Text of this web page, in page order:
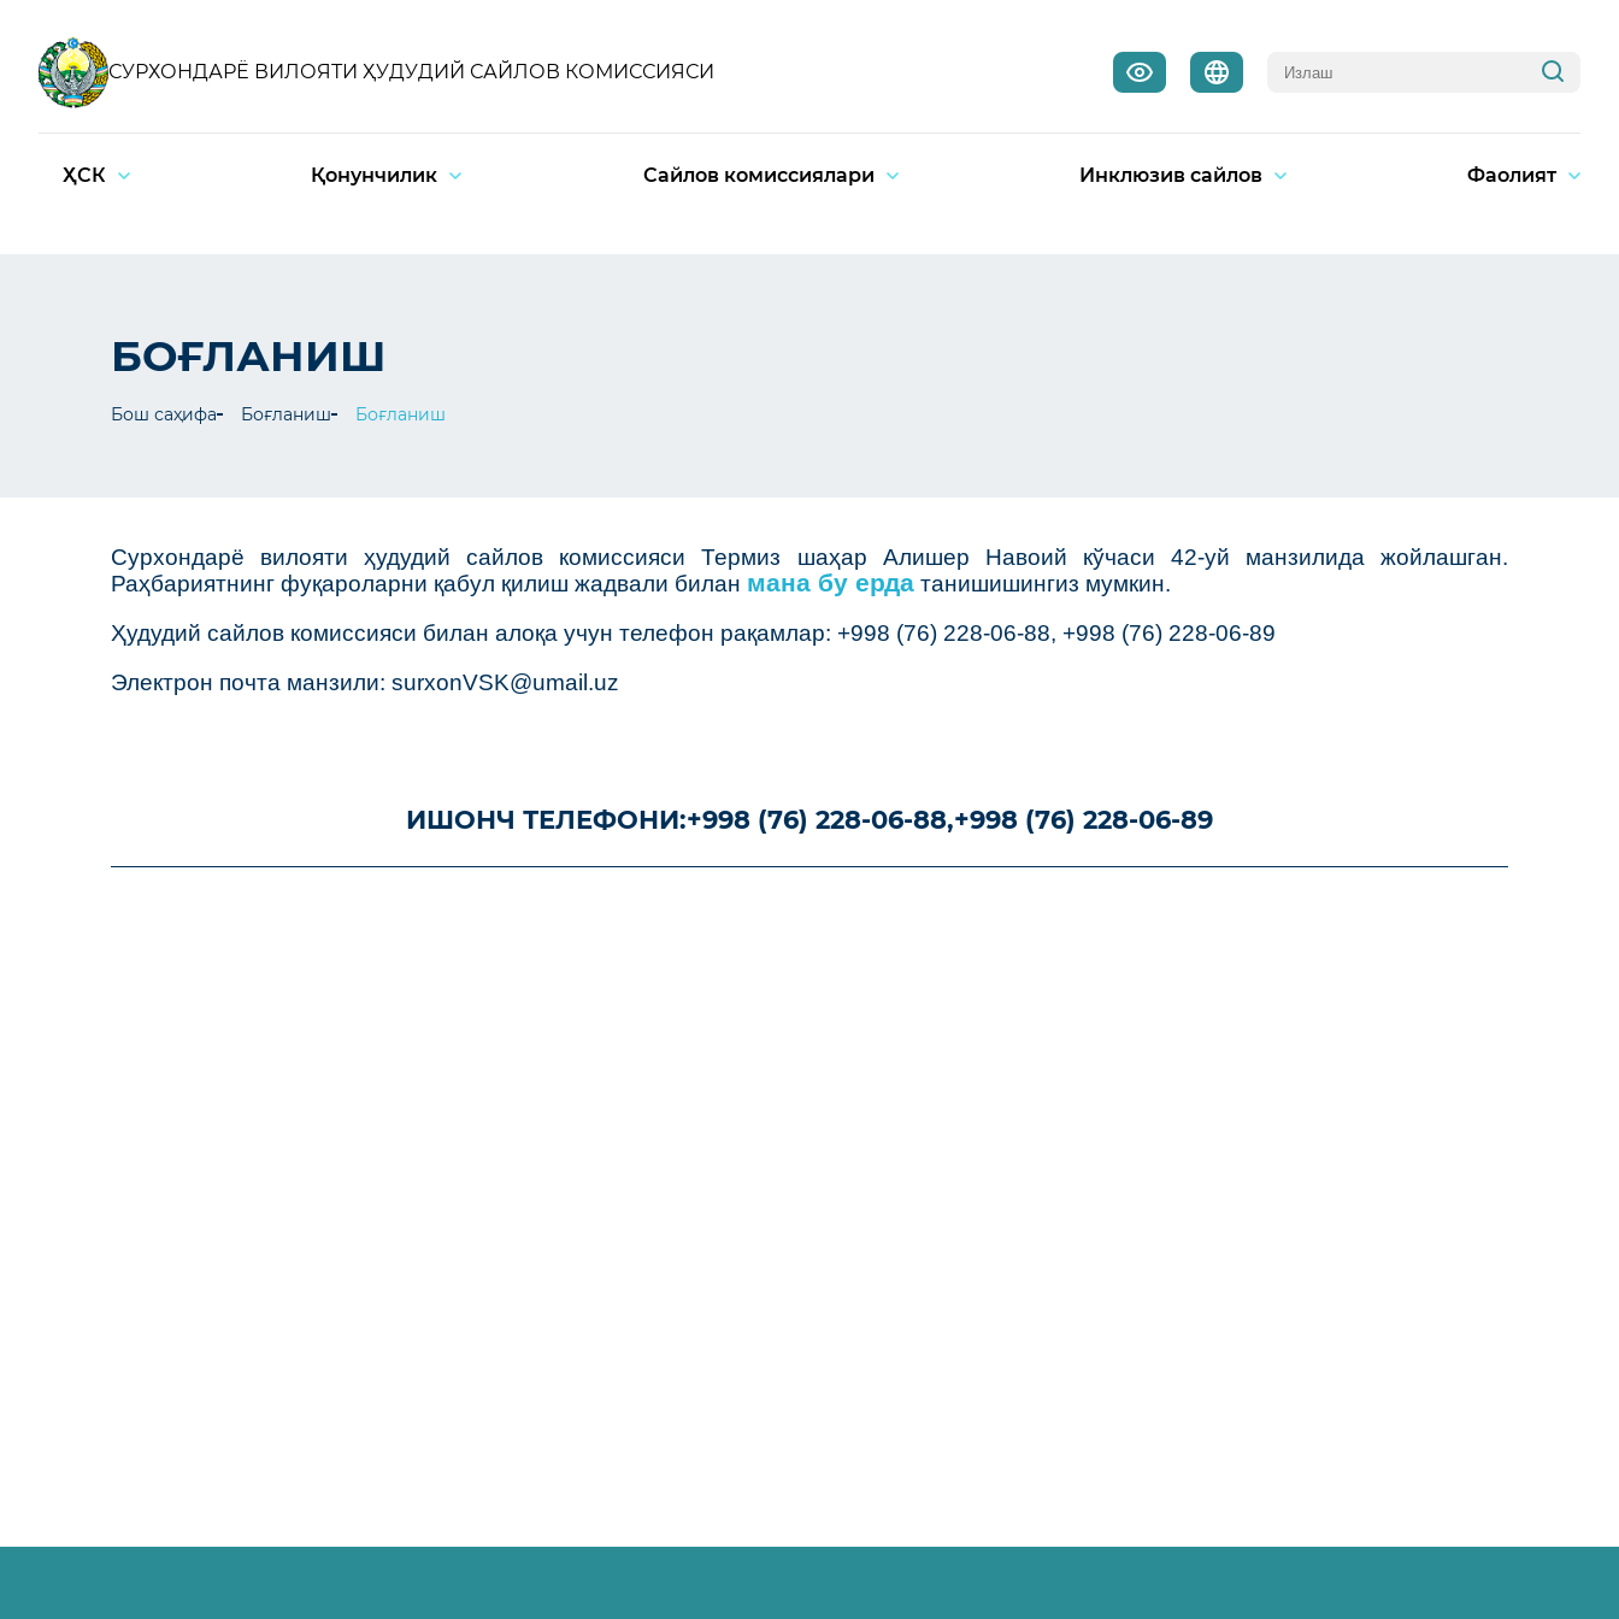
СУРХОНДАРЁ ВИЛОЯТИ ҲУДУДИЙ САЙЛОВ КОМИССИЯСИ
ҲСК Қонунчилик Сайлов комиссиялари Инклюзив сайлов Фаолият
БОҒЛАНИШ
Бош саҳифа Боғланиш Боғланиш
Сурхондарё вилояти ҳудудий сайлов комиссияси Термиз шаҳар Алишер Навоий кўчаси 42-уй манзилида жойлашган.
Раҳбариятнинг фуқароларни қабул қилиш жадвали билан мана бу ерда танишишингиз мумкин.
Ҳудудий сайлов комиссияси билан алоқа учун телефон рақамлар: +998 (76) 228-06-88, +998 (76) 228-06-89
Электрон почта манзили: surxonVSK@umail.uz
ИШОНЧ ТЕЛЕФОНИ:+998 (76) 228-06-88,+998 (76) 228-06-89